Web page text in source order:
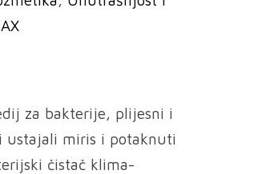
za bakterije, plijesni i
ustajali miris i potaknuti
čistač klima-